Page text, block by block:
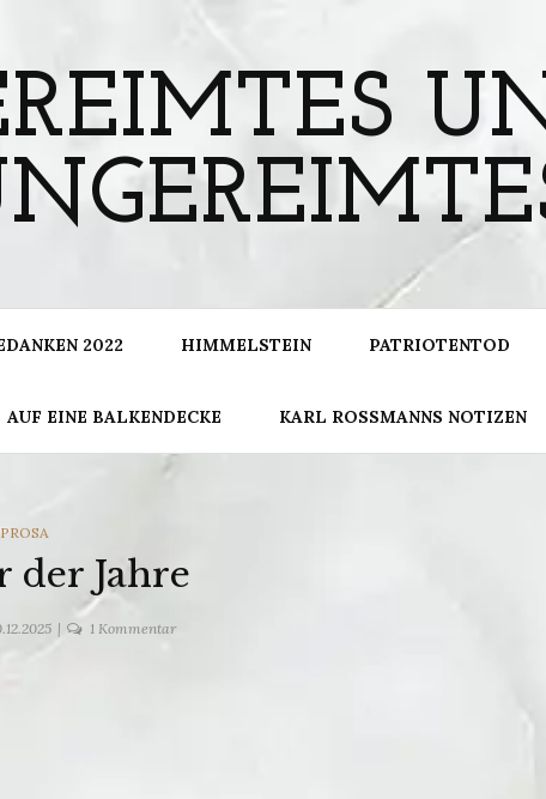
2022 HIMMELSTEIN PATRIOTENTOD
AUF EINE BALKENDECKE KARL ROSSMANNS NOTIZEN
CATEGORIES
PROSA
der Jahre
1 Kommentarzu